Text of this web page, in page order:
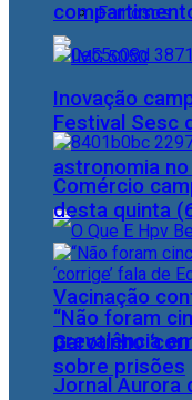
Famosos
Festival Sesc
astronomia
Vacinação
prevalência
Jornal Aurora
Inovação
Comércio
desta quinta
“Não foram
Garotinho
sobre prisões